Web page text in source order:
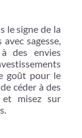
le signe de la
sagesse,
des envies
goût pour le
céder à des
et misez sur